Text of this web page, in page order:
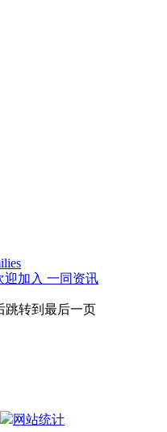
迎加入 一同资讯
跳转到最后一页
网站统计